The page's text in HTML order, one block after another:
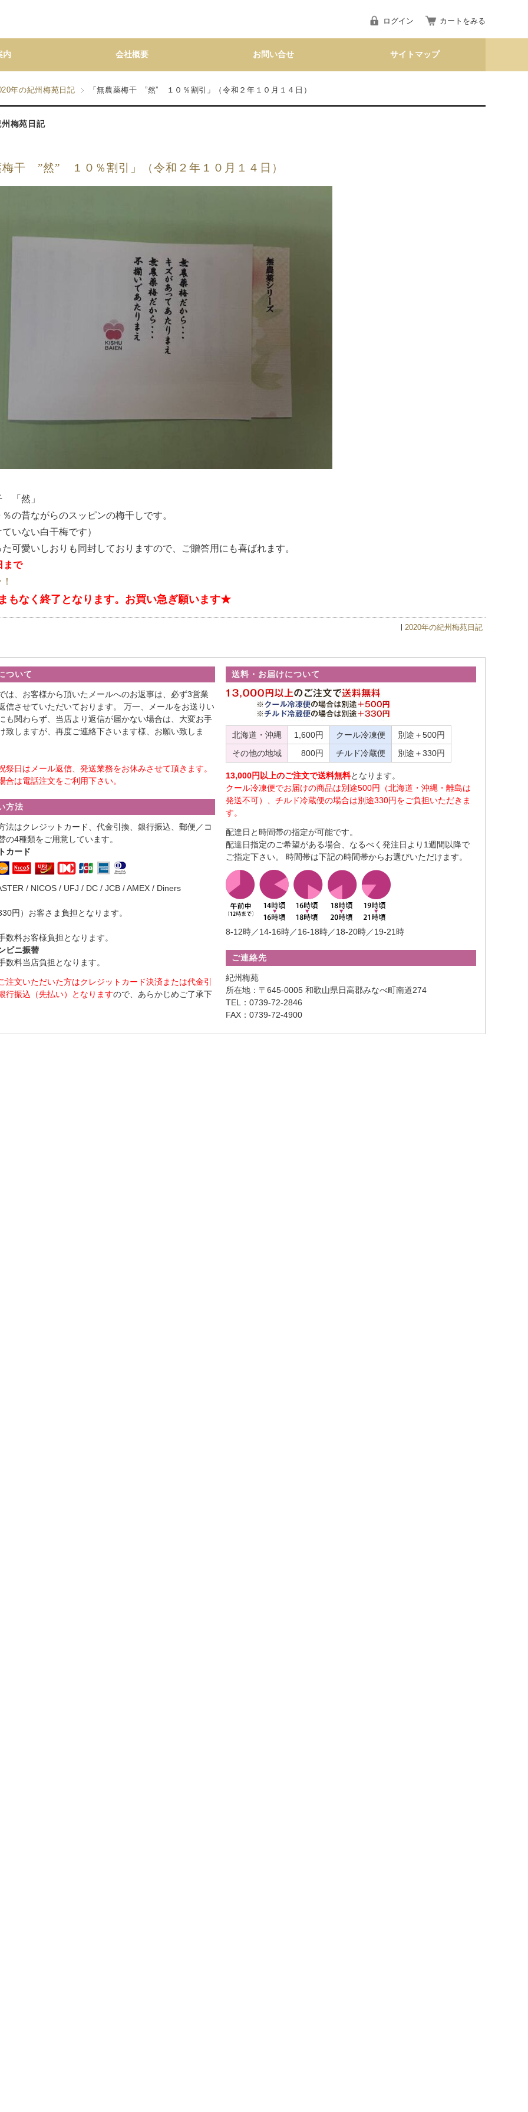
ログイン カートをみる
内 会社概要 お問い合せ サイトマップ
年の紀州梅苑日記 「無農薬梅干 ”然” １０％割引」（令和２年１０月１４日）
梅苑日記
梅干 ”然” １０％割引」（令和２年１０月１４日）
「然」
の昔ながらのスッピンの梅干しです。
いない白干梅です）
可愛いしおりも同封しておりますので、ご贈答用にも喜ばれます。
まで
もなく終了となります。お買い急ぎ願います★
2020年の紀州梅苑日記
ついて
は、お客様から頂いたメールへのお返事は、必ず3営業
信させていただいております。 万一、メールをお送りい
も関わらず、当店より返信が届かない場合は、大変お手
致しますが、再度ご連絡下さいます様、お願い致しま
祭日はメール返信、発送業務をお休みさせて頂きます。
合は電話注文をご利用下さい。
方法
法はクレジットカード、代金引換、銀行振込、郵便／コ
の4種類をご用意しています。
カード
/ NICOS / UFJ / DC / JCB / AMEX / Diners
円）お客さま負担となります。
数料お客様負担となります。
ビニ振替
数料当店負担となります。
注文いただいた方はクレジットカード決済または代金引
行振込（先払い）となりますので、あらかじめご了承下
送料・お届けについて
北海道・沖縄 1,600円 クール冷凍便
別途＋500円
その他の地域
800円 チルド冷蔵便 別途＋330円
13,000円以上のご注文で送料無料となります。
クール冷凍便でお届けの商品は別途500円（北海道・沖縄・離島は
発送不可）、チルド冷蔵便の場合は別途330円をご負担いただきま
す。
配達日と時間帯の指定が可能です。
配達日指定のご希望がある場合、なるべく発注日より1週間以降で
ご指定下さい。 時間帯は下記の時間帯からお選びいただけます。
8-12時／14-16時／16-18時／18-20時／19-21時
ご連絡先
紀州梅苑
所在地：〒645-0005 和歌山県日高郡みなべ町南道274
TEL：0739-72-2846
FAX：0739-72-4900